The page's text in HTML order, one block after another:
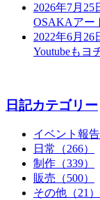
2026年7月25
OSAKAアー
2022年6月26
Youtubeもヨ
日記カテゴリー
イベント報告
日常（266）
制作（339）
販売（500）
その他（21）